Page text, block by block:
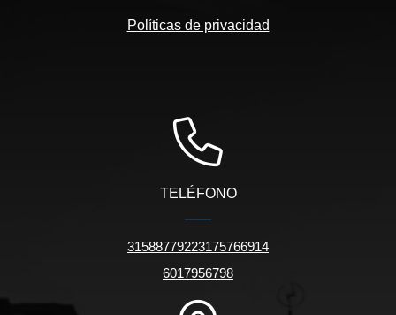
Políticas de privacidad
TELÉFONO
31588779223175766914
6017956798